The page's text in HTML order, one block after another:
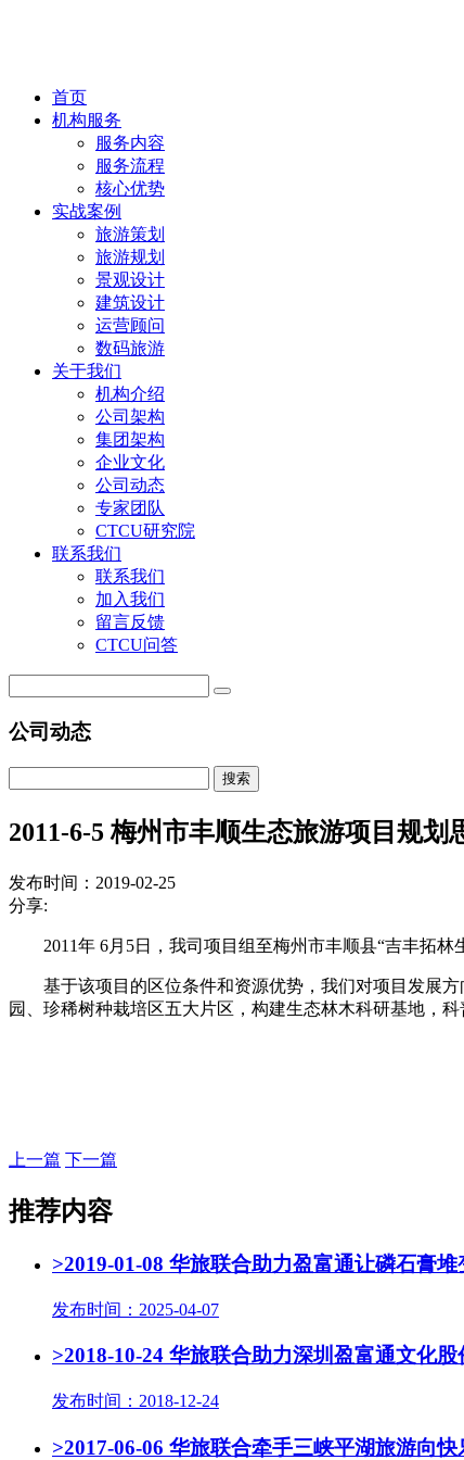
首页
机构服务
服务内容
服务流程
核心优势
实战案例
旅游策划
旅游规划
景观设计
建筑设计
运营顾问
数码旅游
关于我们
机构介绍
公司架构
集团架构
企业文化
公司动态
专家团队
CTCU研究院
联系我们
联系我们
加入我们
留言反馈
CTCU问答
公司动态
搜索
2011-6-5 梅州市丰顺生态旅游项目规划
发布时间：2019-02-25
分享:
2011年 6月5日，我司项目组至梅州市丰顺县“吉丰拓
基于该项目的区位条件和资源优势，我们对项目发展
园、珍稀树种栽培区五大片区，构建生态林木科研基地，
上一篇 下一篇
推荐内容
>2019-01-08 华旅联合助力盈富通让磷石膏
发布时间：2025-04-07
>2018-10-24 华旅联合助力深圳盈富通文化
发布时间：2018-12-24
>2017-06-06 华旅联合牵手三峡平湖旅游向